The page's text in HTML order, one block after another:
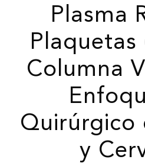
Plasma
Plaquetas
Columna
Quirúrgico
y